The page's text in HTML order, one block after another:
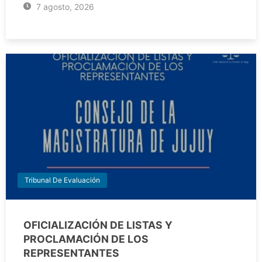
7 agosto, 2026
Tribunal De Evaluación
OFICIALIZACIÓN DE LISTAS Y
PROCLAMACIÓN DE LOS
REPRESENTANTES